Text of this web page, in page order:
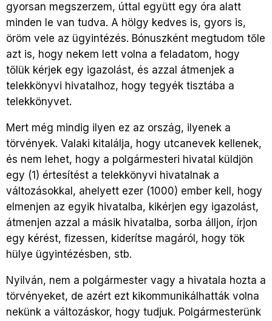
gyorsan megszerzem, úttal együtt egy óra alatt
minden le van tudva. A hölgy kedves is, gyors is,
öröm vele az ügyintézés. Bónuszként megtudom tőle
azt is, hogy nekem lett volna a feladatom, hogy
tőlük kérjek egy igazolást, és azzal átmenjek a
telekkönyvi hivatalhoz, hogy tegyék tisztába a
telekkönyvet.
Mert még mindig ilyen ez az ország, ilyenek a
törvények. Valaki kitalálja, hogy utcanevek kellenek,
és nem lehet, hogy a polgármesteri hivatal küldjön
egy (1) értesítést a telekkönyvi hivatalnak a
változásokkal, ahelyett ezer (1000) ember kell, hogy
elmenjen az egyik hivatalba, kikérjen egy igazolást,
átmenjen azzal a másik hivatalba, sorba álljon, írjon
egy kérést, fizessen, kiderítse magáról, hogy tök
hülye ügyintézésben, stb.
Nyilván, nem a polgármester vagy a hivatala hozta a
törvényeket, de azért ezt kikommunikálhatták volna
nekünk a változáskor, hogy tudjuk. Polgármesterünk